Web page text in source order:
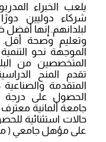
يلعب الخبراء
شركاء دوليين
لبلدانهم. إنها
وتعليم وصحة أقل.
الموجهة نحو
المتخصصين من
تقدم المنح
المتقدمة
الحصول على درجة
جامعة ألمانية
حالات استثنائية
على مؤهل جامعي (